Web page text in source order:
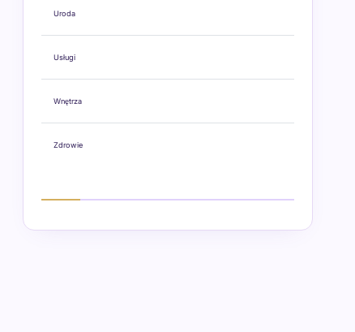
Uroda
Usługi
Wnętrza
Zdrowie